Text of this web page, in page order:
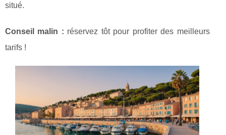
situé.
Conseil malin : réservez tôt pour profiter des meilleurs
tarifs !